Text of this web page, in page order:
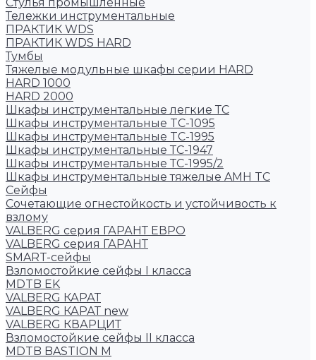
Тележки инструментальные
ПРАКТИК WDS
ПРАКТИК WDS HARD
Тумбы
Тяжелые модульные шкафы серии HARD
HARD 1000
HARD 2000
Шкафы инструментальные легкие ТС
Шкафы инструментальные TC-1095
Шкафы инструментальные TC-1995
Шкафы инструментальные ТС-1947
Шкафы инструментальные ТС-1995/2
Шкафы инструментальные тяжелые AMH TC
Сейфы
Cочетающие огнестойкость и устойчивость к
взлому
VALBERG серия ГАРАНТ ЕВРО
VALBERG серия ГАРАНТ
SMART-сейфы
Взломостойкие сейфы I класса
MDTB EK
VALBERG КАРАТ
VALBERG КАРАТ new
VALBERG КВАРЦИТ
Взломостойкие сейфы II класса
MDTB BASTION M